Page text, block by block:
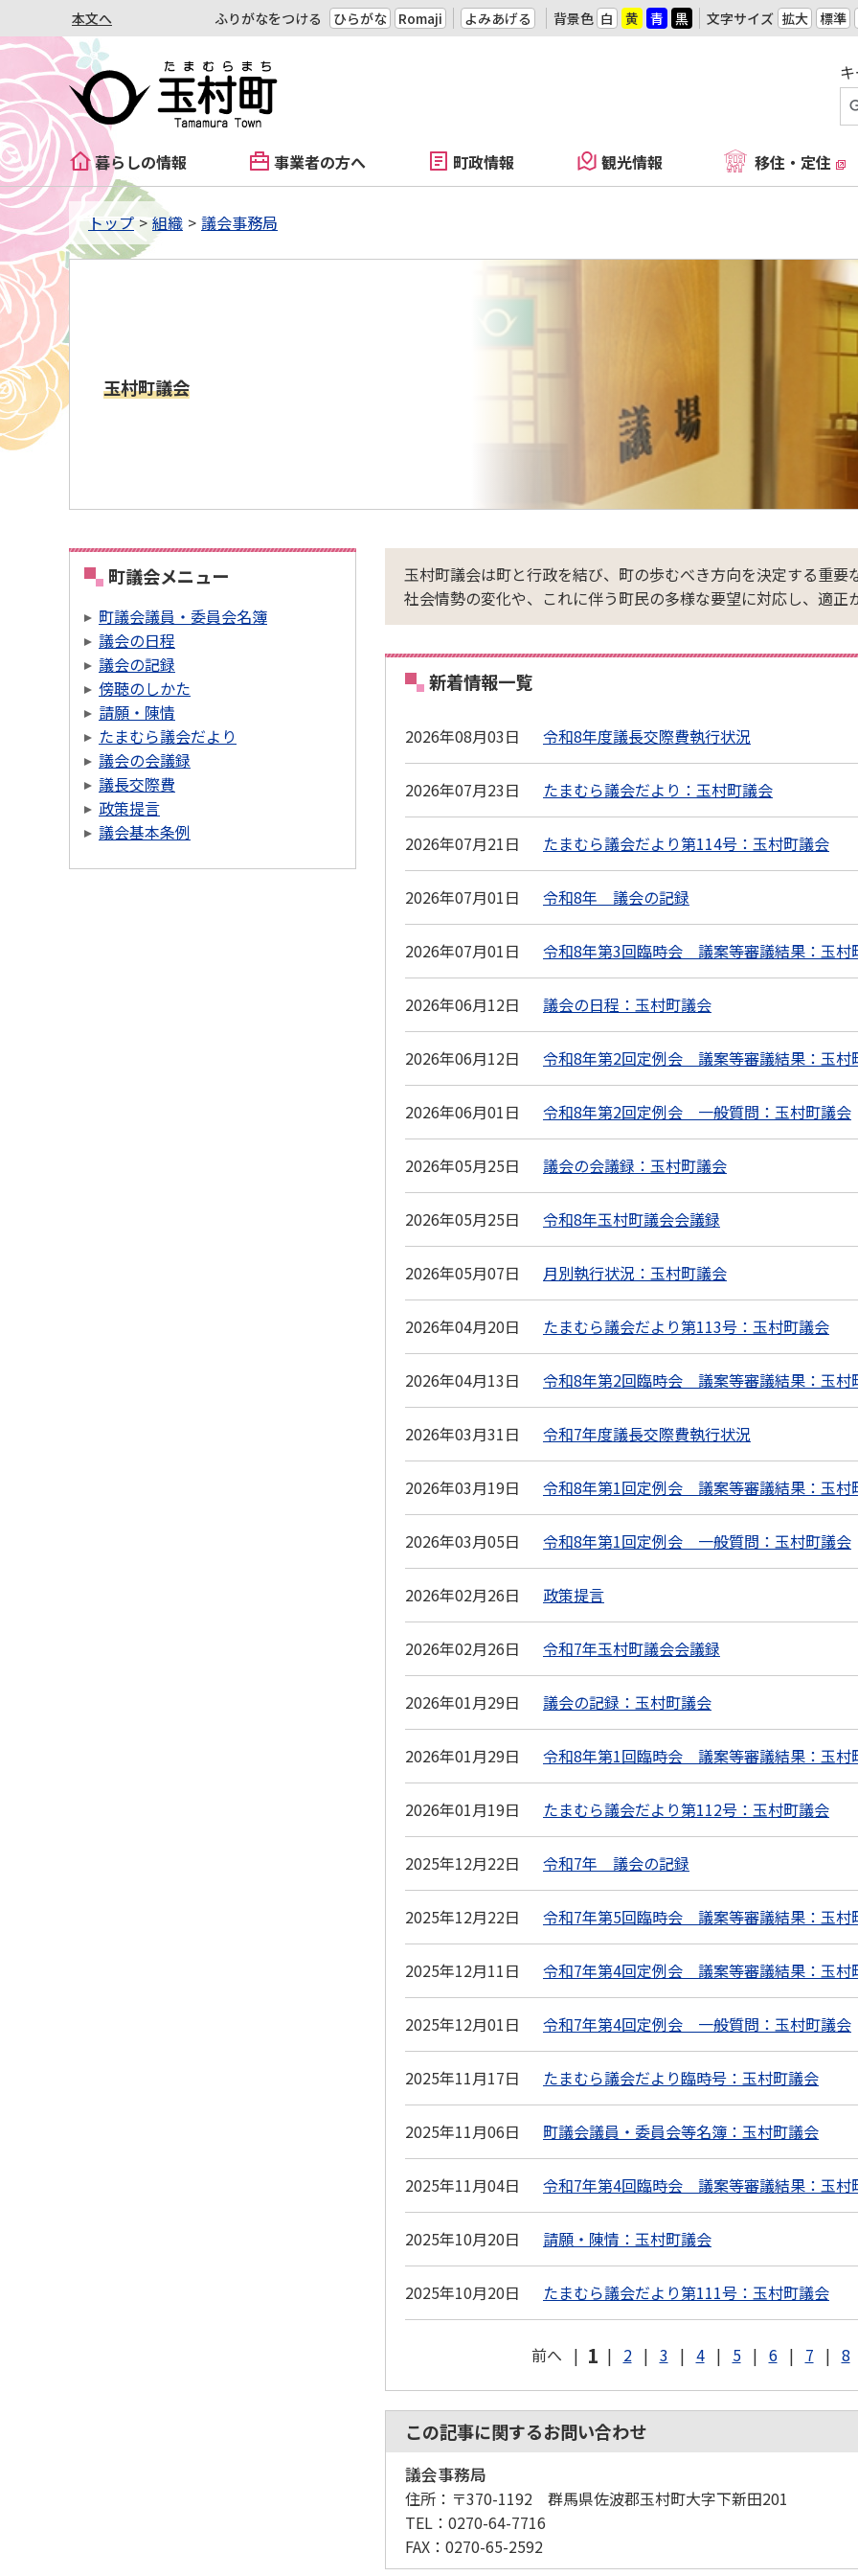
本文へ ふりがなをつける ひらがな Romaji よみあげる 背景色 白 黄 青 黒 文字サイズ 拡大 標準
暮らしの情報 事業者の方へ 町政情報 観光情報 移住・定住
トップ 組織 議会事務局
玉村町議会
玉村町議会は町と行政を結び、町の歩むべき方向を決定する重要
社会情勢の変化や、これに伴う町民の多様な要望に対応し、適正
新着情報一覧
2026年08月03日 令和8年度議長交際費執行状況
2026年07月23日 たまむら議会だより：玉村町議会
2026年07月21日 たまむら議会だより第114号：玉村町議会
2026年07月01日 令和8年 議会の記録
2026年07月01日 令和8年第3回臨時会 議案等審議結果：玉村
2026年06月12日 議会の日程：玉村町議会
2026年06月12日 令和8年第2回定例会 議案等審議結果：玉村
2026年06月01日 令和8年第2回定例会 一般質問：玉村町議会
2026年05月25日 議会の会議録：玉村町議会
2026年05月25日 令和8年玉村町議会会議録
2026年05月07日 月別執行状況：玉村町議会
2026年04月20日 たまむら議会だより第113号：玉村町議会
2026年04月13日 令和8年第2回臨時会 議案等審議結果：玉村
2026年03月31日 令和7年度議長交際費執行状況
2026年03月19日 令和8年第1回定例会 議案等審議結果：玉村
2026年03月05日 令和8年第1回定例会 一般質問：玉村町議会
2026年02月26日 政策提言
2026年02月26日 令和7年玉村町議会会議録
2026年01月29日 議会の記録：玉村町議会
2026年01月29日 令和8年第1回臨時会 議案等審議結果：玉村
2026年01月19日 たまむら議会だより第112号：玉村町議会
2025年12月22日 令和7年 議会の記録
2025年12月22日 令和7年第5回臨時会 議案等審議結果：玉村
2025年12月11日 令和7年第4回定例会 議案等審議結果：玉村
2025年12月01日 令和7年第4回定例会 一般質問：玉村町議会
2025年11月17日 たまむら議会だより臨時号：玉村町議会
2025年11月06日 町議会議員・委員会等名簿：玉村町議会
2025年11月04日 令和7年第4回臨時会 議案等審議結果：玉村
2025年10月20日 請願・陳情：玉村町議会
2025年10月20日 たまむら議会だより第111号：玉村町議会
前へ | 1 | 2 | 3 | 4 | 5 | 6 | 7 | 8
この記事に関するお問い合わせ
議会事務局
住所 ：〒370-1192 群馬県佐波郡玉村町大字下新田201
TEL ：0270-64-7716
FAX ：0270-65-2592
町議会メニュー
町議会議員・委員会名簿
議会の日程
議会の記録
傍聴のしかた
請願・陳情
たまむら議会だより
議会の会議録
議長交際費
政策提言
議会基本条例